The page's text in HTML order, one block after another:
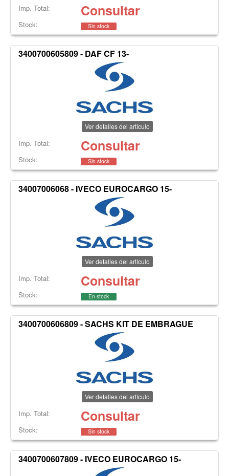
Imp. Total: Consultar
Stock: Sin stock
3400700605809 - DAF CF 13-
Ver detalles del artículo
Imp. Total: Consultar
Stock: Sin stock
34007006068 - IVECO EUROCARGO 15-
Ver detalles del artículo
Imp. Total: Consultar
Stock: En stock
3400700606809 - SACHS KIT DE EMBRAGUE
Ver detalles del artículo
Imp. Total: Consultar
Stock: Sin stock
3400700607809 - IVECO EUROCARGO 15-